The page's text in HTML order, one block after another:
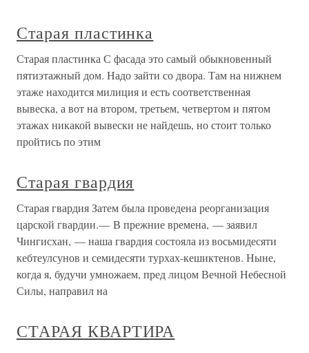
Старая пластинка
Старая пластинка С фасада это самый обыкновенный
пятиэтажный дом. Надо зайти со двора. Там на нижнем
этаже находится милиция и есть соответственная
вывеска, а вот на втором, третьем, четвертом и пятом
этажах никакой вывески не найдешь, но стоит только
пройтись по этим
Старая гвардия
Старая гвардия Затем была проведена реорганизация
царской гвардии.— В прежние времена, — заявил
Чингисхан, — наша гвардия состояла из восьмидесяти
кебтеулсунов и семидесяти турхах-кешиктенов. Ныне,
когда я, будучи умножаем, пред лицом Вечной Небесной
Силы, направил на
СТАРАЯ КВАРТИРА